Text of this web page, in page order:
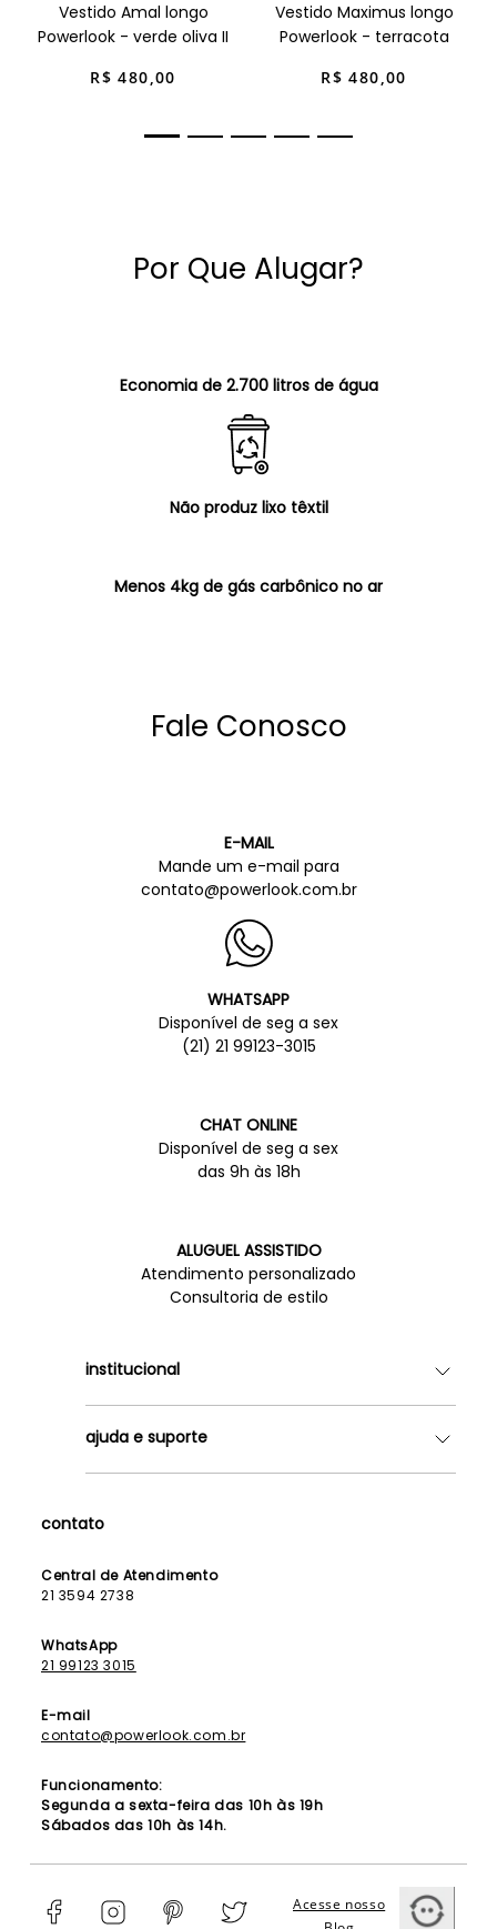
Vestido Amal longo
Powerlook - verde oliva II
R$ 480,00
Vestido Maximus longo
Powerlook - terracota
R$ 480,00
Por Que Alugar?
Economia de 2.700 litros de água
Não produz lixo têxtil
Menos 4kg de gás carbônico no ar
Fale Conosco
E-MAIL
Mande um e-mail para
contato@powerlook.com.br
WHATSAPP
Disponível de seg a sex
(21) 21 99123-3015
CHAT ONLINE
Disponível de seg a sex
das 9h às 18h
ALUGUEL ASSISTIDO
Atendimento personalizado
Consultoria de estilo
institucional
Lojas
Como Funciona
Lista de Formandas
ajuda e suporte
Política de Privacidade
contato
Central de Atendimento
21 3594 2738
WhatsApp
21 99123 3015
E-mail
contato@powerlook.com.br
Funcionamento:
Segunda a sexta-feira das 10h às 19h
Sábados das 10h às 14h.
Acesse nosso